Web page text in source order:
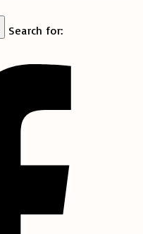
Search for: